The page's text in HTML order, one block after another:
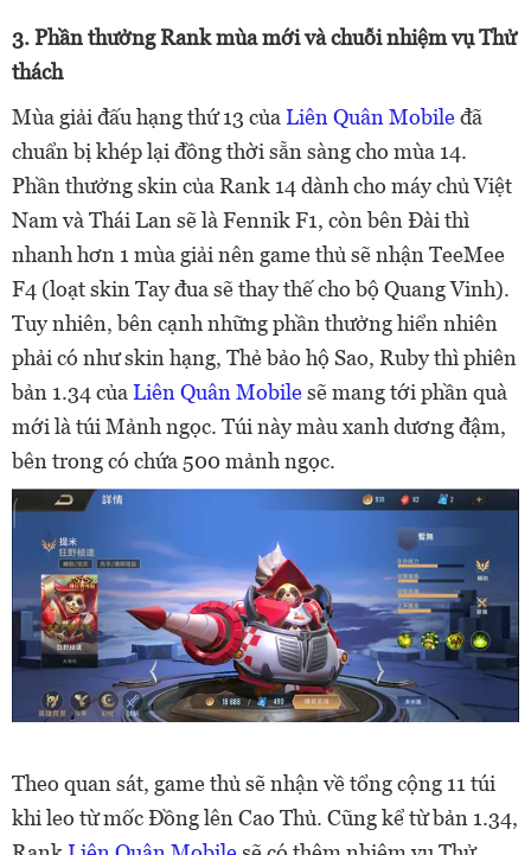
3. Phần thưởng Rank mùa mới và chuỗi nhiệm vụ Thử
thách
Mùa giải đấu hạng thứ 13 của Liên Quân Mobileđã
chuẩn bị khép lại đồng thời sẵn sàng cho mùa 14.
Phần thưởng skin của Rank 14 dành cho máy chủ Việt
Nam và Thái Lan sẽ là Fennik F1, còn bên Đài thì
nhanh hơn 1 mùa giải nên game thủ sẽ nhận TeeMee
F4 (loạt skin Tay đua sẽ thay thế cho bộ Quang Vinh).
Tuy nhiên, bên cạnh những phần thưởng hiển nhiên
phải có như skin hạng, Thẻ bảo hộ Sao, Ruby thì phiên
bản 1.34 của Liên Quân Mobilesẽ mang tới phần quà
mới là túi Mảnh ngọc. Túi này màu xanh dương đậm,
bên trong có chứa 500 mảnh ngọc.
Theo quan sát, game thủ sẽ nhận về tổng cộng 11 túi
khi leo từ mốc Đồng lên Cao Thủ. Cũng kể từ bản 1.34,